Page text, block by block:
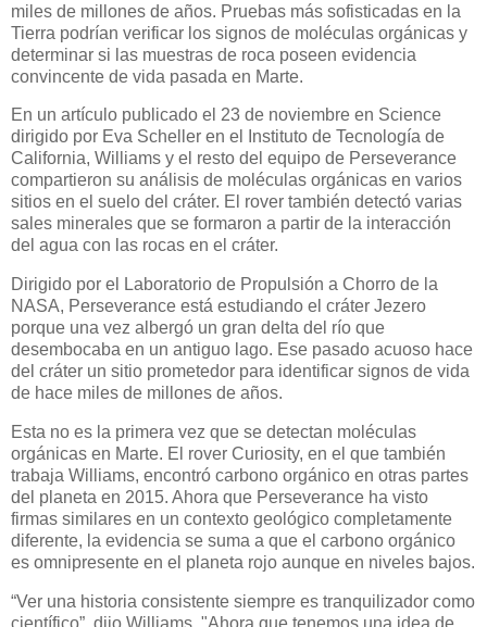
miles de millones de años. Pruebas más sofisticadas en la
Tierra podrían verificar los signos de moléculas orgánicas y
determinar si las muestras de roca poseen evidencia
convincente de vida pasada en Marte.
En un artículo publicado el 23 de noviembre en Science
dirigido por Eva Scheller en el Instituto de Tecnología de
California, Williams y el resto del equipo de Perseverance
compartieron su análisis de moléculas orgánicas en varios
sitios en el suelo del cráter. El rover también detectó varias
sales minerales que se formaron a partir de la interacción
del agua con las rocas en el cráter.
Dirigido por el Laboratorio de Propulsión a Chorro de la
NASA, Perseverance está estudiando el cráter Jezero
porque una vez albergó un gran delta del río que
desembocaba en un antiguo lago. Ese pasado acuoso hace
del cráter un sitio prometedor para identificar signos de vida
de hace miles de millones de años.
Esta no es la primera vez que se detectan moléculas
orgánicas en Marte. El rover Curiosity, en el que también
trabaja Williams, encontró carbono orgánico en otras partes
del planeta en 2015. Ahora que Perseverance ha visto
firmas similares en un contexto geológico completamente
diferente, la evidencia se suma a que el carbono orgánico
es omnipresente en el planeta rojo aunque en niveles bajos.
“Ver una historia consistente siempre es tranquilizador como
científico”, dijo Williams. "Ahora que tenemos una idea de